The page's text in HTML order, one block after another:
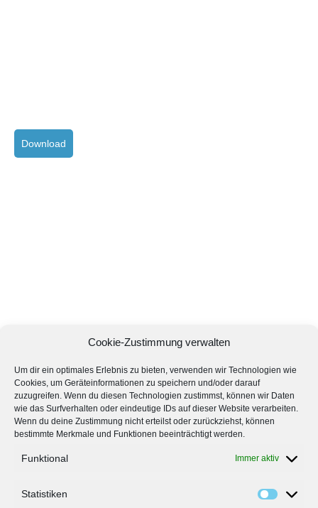
Cookie-Zustimmung verwalten
Um dir ein optimales Erlebnis zu bieten, verwenden wir Technologien wie
Cookies, um Geräteinformationen zu speichern und/oder darauf
zuzugreifen. Wenn du diesen Technologien zustimmst, können wir Daten
wie das Surfverhalten oder eindeutige IDs auf dieser Website verarbeiten.
Wenn du deine Zustimmung nicht erteilst oder zurückziehst, können
bestimmte Merkmale und Funktionen beeinträchtigt werden.
Funktional Immer aktiv
Statistiken
Download